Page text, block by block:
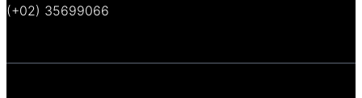
(+02) 35699066